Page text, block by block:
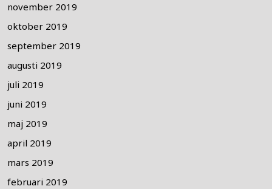
november 2019
oktober 2019
september 2019
augusti 2019
juli 2019
juni 2019
maj 2019
april 2019
mars 2019
februari 2019